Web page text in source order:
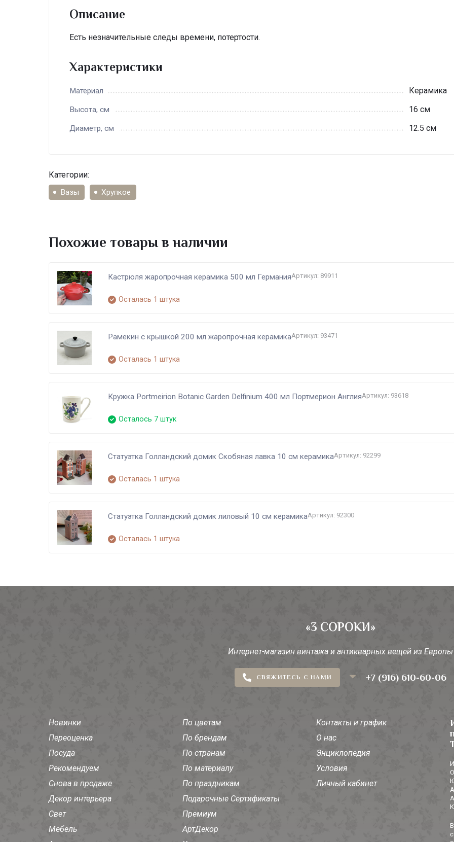
Описание
Есть незначительные следы времени, потертости.
Характеристики
Материал Керамика
Высота, см 16 см
Диаметр, см 12.5 см
Категории:
Вазы Хрупкое
Похожие товары в наличии
Кастрюля жаропрочная керамика 500 мл ГерманияАртикул: 89911
Осталась 1 штука
Рамекин с крышкой 200 мл жаропрочная керамикаАртикул: 93471
Осталась 1 штука
Кружка Portmeirion Botanic Garden Delfinium 400 мл Портмерион АнглияАртикул: 93618
Осталось 7 штук
Статуэтка Голландский домик Скобяная лавка 10 см керамикаАртикул: 92299
Осталась 1 штука
Статуэтка Голландский домик лиловый 10 см керамикаАртикул: 92300
Осталась 1 штука
«3 СОРОКИ»
Интернет-магазин винтажа и антикварных вещей из Европы
СВЯЖИТЕСЬ С НАМИ +7 (916) 610-60-06
Новинки
Переоценка
Посуда
Рекомендуем
Снова в продаже
Декор интерьера
Свет
Мебель
По цветам
По брендам
По странам
По материалу
По праздникам
Подарочные Сертификаты
Премиум
АртДекор
Контакты и график
О нас
Энциклопедия
Условия
Личный кабинет